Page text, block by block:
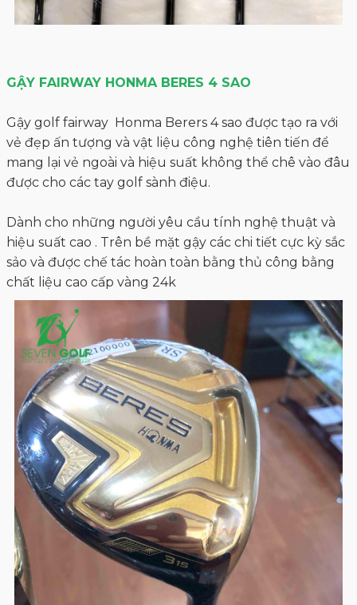
GẬY FAIRWAY HONMA BERES 4 SAO
Gậy golf fairway Honma Berers 4 sao được tạo ra với
vẻ đẹp ấn tượng và vật liệu công nghệ tiên tiến để
mang lại vẻ ngoài và hiệu suất không thể chê vào đâu
được cho các tay golf sành điệu.
Dành cho những người yêu cầu tính nghệ thuật và
hiệu suất cao . Trên bề mặt gậy các chi tiết cực kỳ sắc
sảo và được chế tác hoàn toàn bằng thủ công bằng
chất liệu cao cấp vàng 24k